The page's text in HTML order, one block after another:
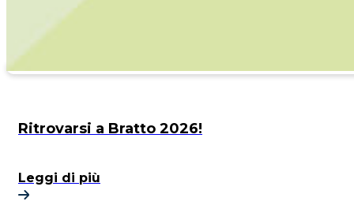
Ritrovarsi a Bratto 2026!
Leggi di più